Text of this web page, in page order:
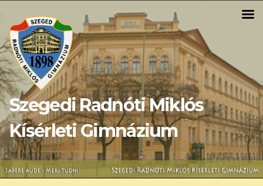
content
Szegedi Radnóti Miklós
Kísérleti Gimnázium